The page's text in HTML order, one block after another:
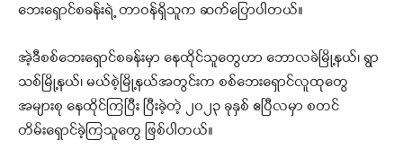
ဘေးရှောင်စခန်းရဲ့ တာဝန်ရှိသူက ဆက်ပြောပါတယ်။
အဲ့ဒီစစ်ဘေးရှောင်စခန်းမှာ နေထိုင်သူတွေဟာ ဘောလခဲမြို့နယ်၊ ရွာ
သစ်မြို့နယ်၊ မယ်စဲ့မြို့နယ်အတွင်းက စစ်ဘေးရှောင်လူထုတွေ
အများစု နေထိုင်ကြပြီး ပြီးခဲ့တဲ့ ၂၀၂၃ ခုနှစ် ဧပြီလမှာ စတင်
တိမ်းရှောင်ခဲ့ကြသူတွေ ဖြစ်ပါတယ်။